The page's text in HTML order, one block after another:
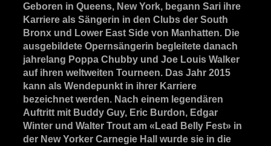
Geboren in Queens, New York, begann Sari ihre
Karriere als Sängerin in den Clubs der South
Bronx und Lower East Side von Manhatten. Die
ausgebildete Opernsängerin begleitete danach
jahrelang Poppa Chubby und Joe Louis Walker
auf ihren weltweiten Tourneen. Das Jahr 2015
kann als Wendepunkt in ihrer Karriere
bezeichnet werden. Nach einem legendären
Auftritt mit Buddy Guy, Eric Burdon, Edgar
Winter und Walter Trout am «Lead Belly Fest» in
der New Yorker Carnegie Hall wurde sie in die